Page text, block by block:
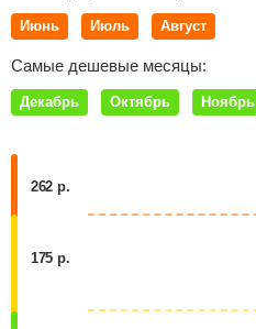
Июнь Июль Август
Самые дешевые месяцы:
Декабрь Октябрь Ноябрь
262 р.
175 р.